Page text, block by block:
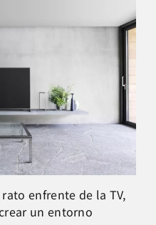
enfrente de la TV,
un entorno